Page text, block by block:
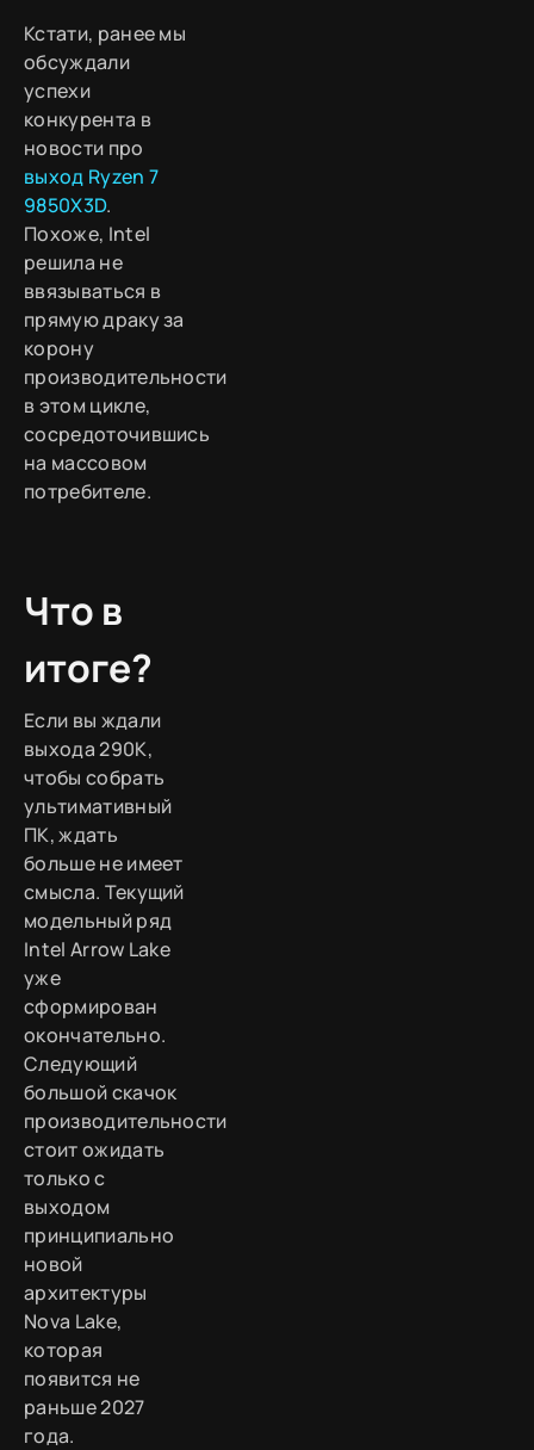
Кстати, ранее мы
обсуждали
успехи
конкурента в
новости про
выход Ryzen 7
9850X3D.
Похоже, Intel
решила не
ввязываться в
прямую драку за
корону
производительности
в этом цикле,
сосредоточившись
на массовом
потребителе.
Что в
итоге?
Если вы ждали
выхода 290K,
чтобы собрать
ультимативный
ПК, ждать
больше не имеет
смысла. Текущий
модельный ряд
Intel Arrow Lake
уже
сформирован
окончательно.
Следующий
большой скачок
производительности
стоит ожидать
только с
выходом
принципиально
новой
архитектуры
Nova Lake,
которая
появится не
раньше 2027
года.